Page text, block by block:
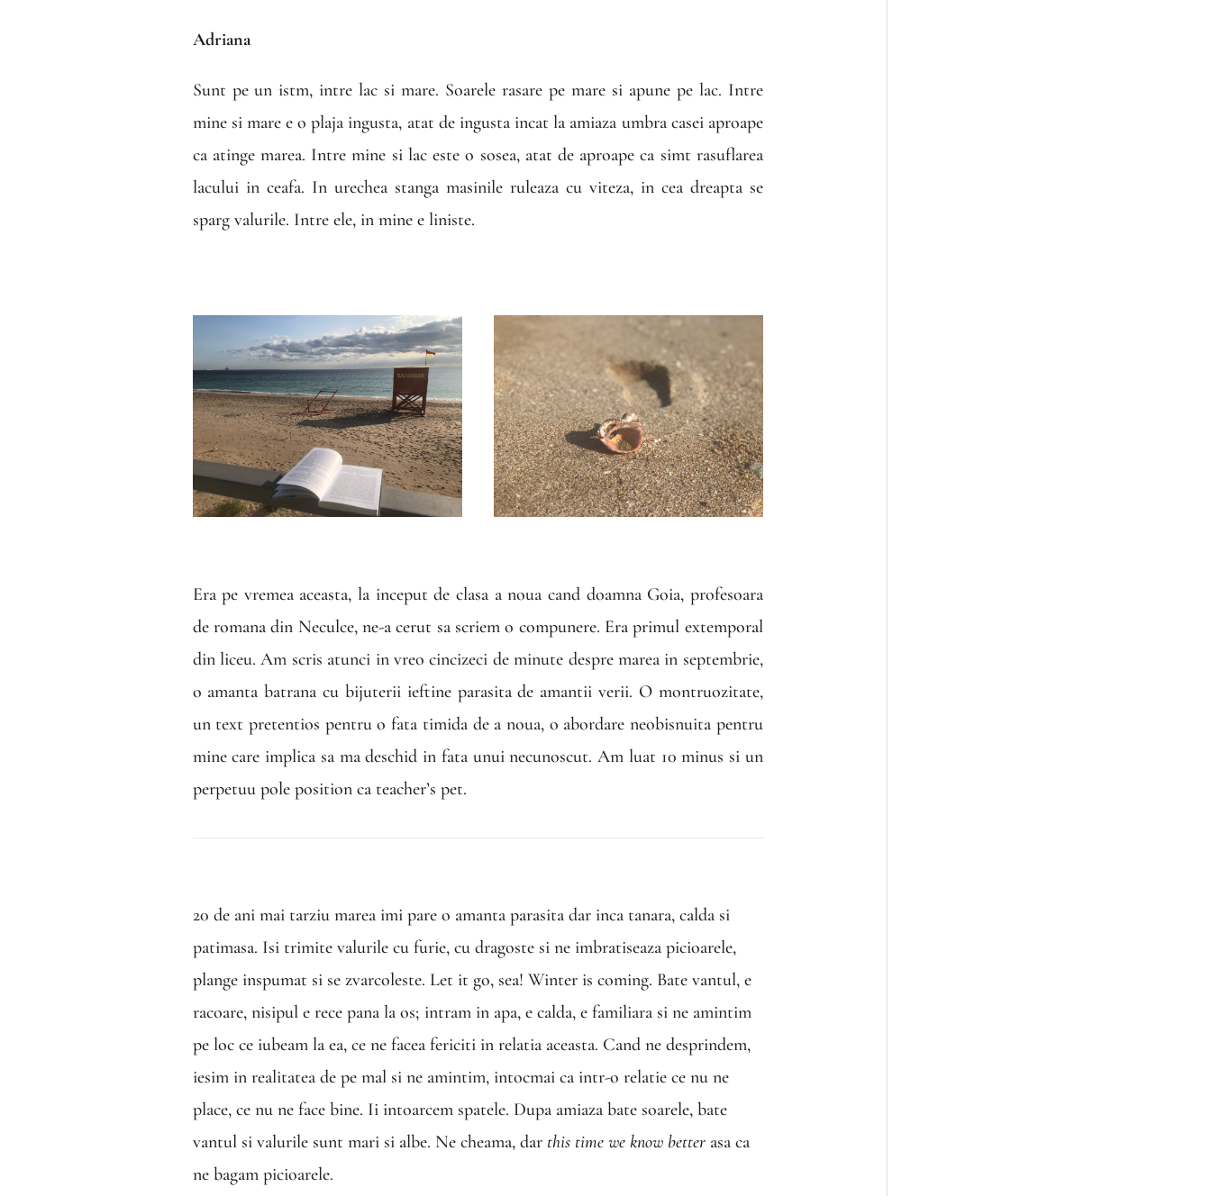
Adriana
Sunt pe un istm, intre lac si mare. Soarele rasare pe mare si apune pe lac. Intre
mine si mare e o plaja ingusta, atat de ingusta incat la amiaza umbra casei aproape
ca atinge marea. Intre mine si lac este o sosea, atat de aproape ca simt rasuflarea
lacului in ceafa. In urechea stanga masinile ruleaza cu viteza, in cea dreapta se
sparg valurile. Intre ele, in mine e liniste.
Era pe vremea aceasta, la inceput de clasa a noua cand doamna Goia, profesoara
de romana din Neculce, ne-a cerut sa scriem o compunere. Era primul extemporal
din liceu. Am scris atunci in vreo cincizeci de minute despre marea in septembrie,
o amanta batrana cu bijuterii ieftine parasita de amantii verii. O montruozitate,
un text pretentios pentru o fata timida de a noua, o abordare neobisnuita pentru
mine care implica sa ma deschid in fata unui necunoscut. Am luat 10 minus si un
perpetuu pole position ca teacher’s pet.
20 de ani mai tarziu marea imi pare o amanta parasita dar inca tanara, calda si
patimasa. Isi trimite valurile cu furie, cu dragoste si ne imbratiseaza picioarele,
plange inspumat si se zvarcoleste. Let it go, sea! Winter is coming. Bate vantul, e
racoare, nisipul e rece pana la os; intram in apa, e calda, e familiara si ne amintim
pe loc ce iubeam la ea, ce ne facea fericiti in relatia aceasta. Cand ne desprindem,
iesim in realitatea de pe mal si ne amintim, intocmai ca intr-o relatie ce nu ne
place, ce nu ne face bine. Ii intoarcem spatele. Dupa amiaza bate soarele, bate
vantul si valurile sunt mari si albe. Ne cheama, dar this time we know betterasa ca
ne bagam picioarele.